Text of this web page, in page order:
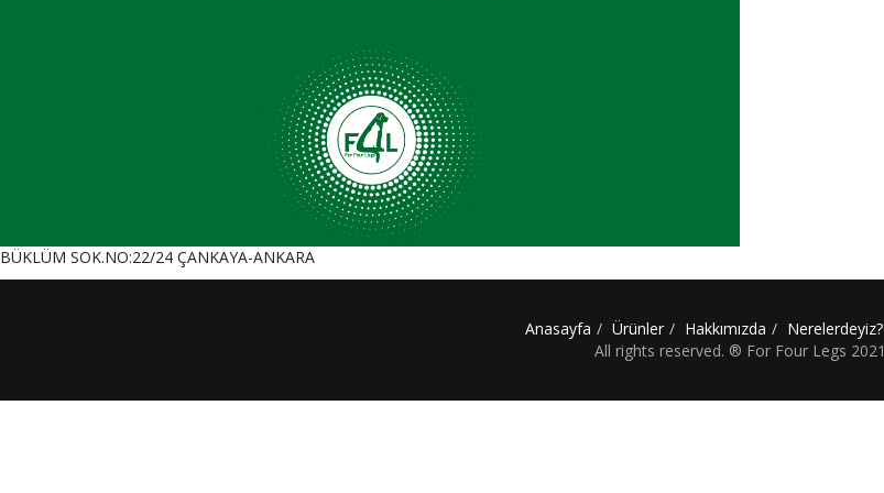
BÜKLÜM SOK.NO:22/24 ÇANKAYA-ANKARA
Anasayfa Ürünler Hakkımızda Nerelerdeyiz?
All rights reserved. ® For Four Legs 2021